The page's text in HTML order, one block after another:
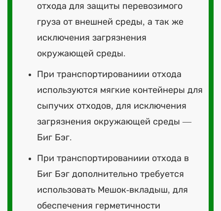
отхода для защиты перевозимого
груза от внешней среды, а так же
исключения загрязнения
окружающей среды.
При транспортированиии отхода
используются мягкие контейнеры для
сыпучих отходов, для исключения
загрязнения окружающей среды —
Биг Бэг.
При транспортированиии отхода в
Биг Бэг дополнительно требуется
использовать Мешок-вкладыш, для
обеспечения герметичности